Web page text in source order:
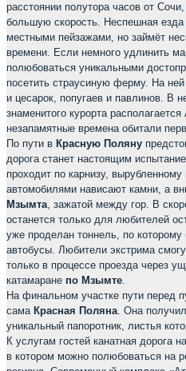
расстоянии полутора часов от
большую скорость. Неспешная езда
местными пейзажами, но займёт
времени. Если немного удлинить
полюбоваться уникальными
посетить страусиную ферму. На
и цесарок, попугаев и павлинов. В
знаменитого курорта
незапамятные времена обитали
По пути в Красную Поляну
дорога станет настоящим
проходит по карнизу,
автомобилями нависают камни, а
Мзымта, зажатой между гор. В
останется только для любителей
уже проделан тоннель, по которому
автобусы. Любители экстрима
только в процессе проезда через
катамаране по Мзымте.
На финальном участке пути перед
сама Красная Поляна. Она
уникальный папоротник, листья
К услугам гостей канатная дорога
в котором можно полюбоваться на